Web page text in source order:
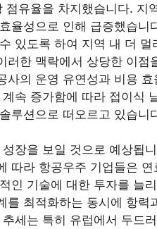
유율을 차지했습니다. 지
율성으로 인해 급증했습니
있도록 하여 지역 내 더
러한 맥락에서 상당한 이점
의 운영 유연성과 비용
속 증가함에 따라 접이식
루션으로 떠오르고 있습니
장을 보일 것으로 예상됩
따라 항공우주 기업들은
인 기술에 대한 투자를 늘
를 최적화하는 동시에 항력
세는 특히 유럽에서 두드